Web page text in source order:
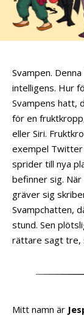
Svampen.
intelligens. Hur
Svampens hatt,
för en
eller Siri.
exempel Twitter
sprider till nya
befinner sig.
gräver sig
Svampchatten,
stund. Sen
rättare sagt tre,
Mitt namn är